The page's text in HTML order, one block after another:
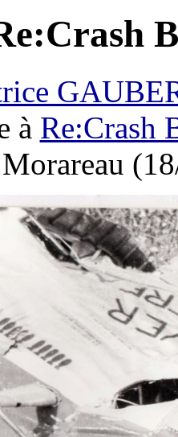
à Re:Crash
Morareau